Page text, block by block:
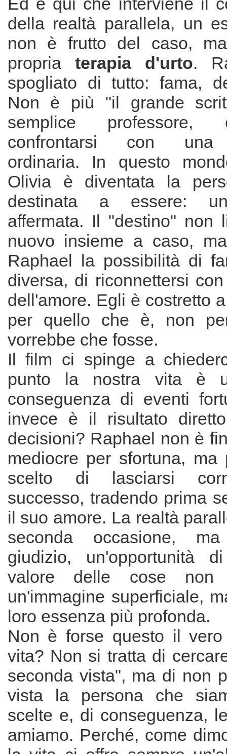
della realtà parallela, un
non è frutto del caso,
propria terapia d'urto.
spogliato di tutto: fama,
Non è più "il grande
semplice professore,
confrontarsi con una
ordinaria. In questo
Olivia è diventata la
destinata a essere:
affermata. Il "destino" non
nuovo insieme a caso,
Raphael la possibilità di
diversa, di riconnettersi
dell'amore. Egli è costretto
per quello che è, non
vorrebbe che fosse.
Il film ci spinge a
punto la nostra vita è
conseguenza di eventi
invece è il risultato
decisioni? Raphael non è
mediocre per sfortuna, ma
scelto di lasciarsi
successo, tradendo prima
il suo amore. La realtà
seconda occasione,
giudizio, un'opportunità
valore delle cose
un'immagine superficiale,
loro essenza più profonda.
Non è forse questo il
vita? Non si tratta di
seconda vista", ma di non
vista la persona che
scelte e, di conseguenza,
amiamo. Perché, come